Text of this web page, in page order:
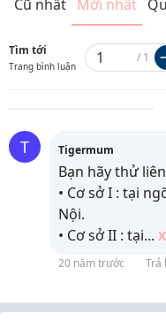
Cũ nhất Mới nhất
Tìm tới
Trang bình luận
/ 1
T Tigermum
Bạn hãy thử
• Cơ sở I : tại
Nội.
• Cơ sở II : tại...
20 năm trước Trả